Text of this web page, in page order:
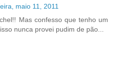
maio 11, 2011
Mas confesso que tenho um
nunca provei pudim de pão...